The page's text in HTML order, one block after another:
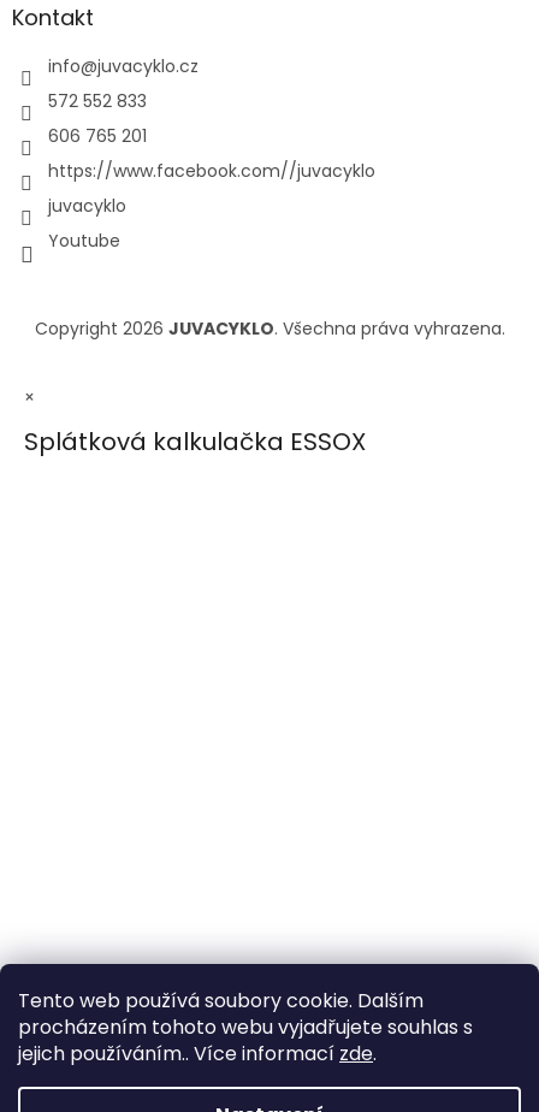
Tento web používá soubory cookie. Dalším
procházením tohoto webu vyjadřujete souhlas s
jejich používáním.. Více informací zde.
Kontakt
info@juvacyklo.cz
572 552 833
606 765 201
https://www.facebook.com//juvacyklo
juvacyklo
Youtube
Copyright 2026 JUVACYKLO. Všechna práva vyhrazena.
×
Splátková kalkulačka ESSOX